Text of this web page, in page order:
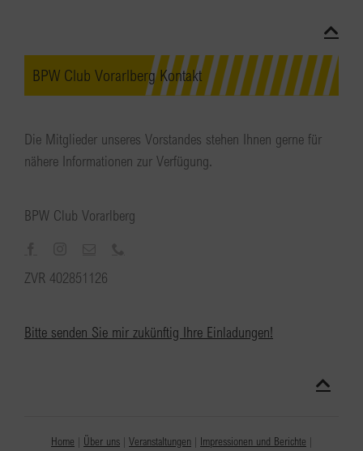
BPW Club Vorarlberg Kontakt
Die Mitglieder unseres Vorstandes stehen Ihnen gerne für
nähere Informationen zur Verfügung.
BPW Club Vorarlberg
ZVR 402851126
Bitte senden Sie mir zukünftig Ihre Einladungen!
Home | Über uns | Veranstaltungen | Impressionen und Berichte |